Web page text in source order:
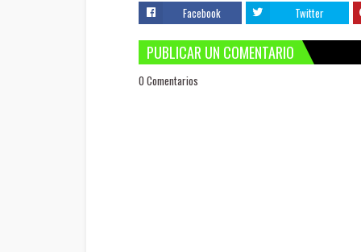
Facebook Twitter
PUBLICAR UN COMENTARIO
0 Comentarios